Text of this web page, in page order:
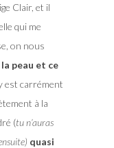
Clair, et il
qui me
on nous
peau et ce
est carrément
à la
(tu n’auras
quasi